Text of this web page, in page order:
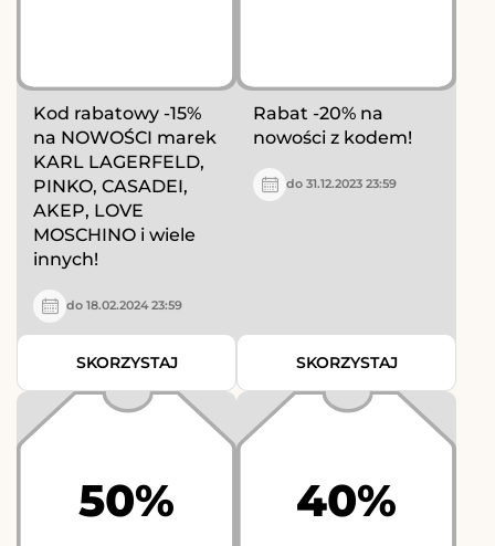
Kod rabatowy -15%
na NOWOŚCI marek
KARL LAGERFELD,
PINKO, CASADEI,
AKEP, LOVE
MOSCHINO i wiele
innych!
do 18.02.2024 23:59
SKORZYSTAJ
Rabat -20% na
nowości z kodem!
do 31.12.2023 23:59
SKORZYSTAJ
50% 40%